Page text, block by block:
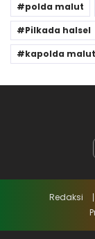
polda malut
Pilkada halsel
kapolda malut
Redaksi